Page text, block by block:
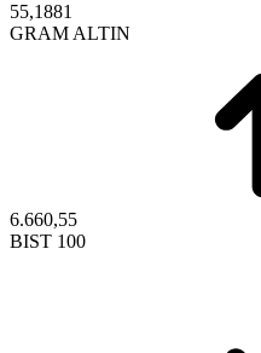
55,1881
GRAM ALTIN
6.660,55
BIST 100